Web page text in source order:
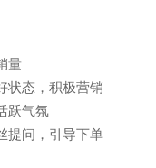
量
状态，积极营销
跃气氛
提问，引导下单